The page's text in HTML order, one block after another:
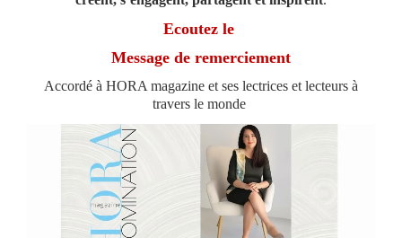
Ecoutez le
Message de remerciement
Accordé à HORA magazine et ses lectrices et lecteurs à
travers le monde